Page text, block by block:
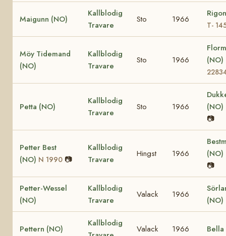
Maigunn (NO)
Kallblodig
Travare
Sto 1966
T-
Möy Tidemand
(NO)
Kallblodig
Travare
Sto 1966
(NO)
Petta (NO)
Kallblodig
Travare
Sto 1966
(NO)
📷
Petter Best
(NO) N 1990 📷
Kallblodig
Travare
Hingst 1966
(NO)
📷
Petter-Wessel
(NO)
Kallblodig
Travare
Valack 1966
(NO)
Pettern (NO)
Kallblodig
Valack 1966